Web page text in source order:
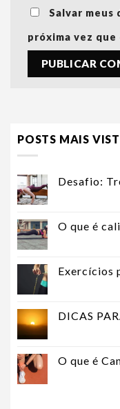
Salvar meus
próxima vez
POSTS MAIS
Desafio:
O que é
Exercícios
DICAS
O que é